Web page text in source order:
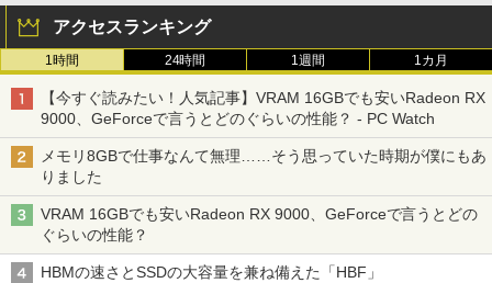
アクセスランキング
1時間 24時間 1週間 1カ月
【今すぐ読みたい！人気記事】VRAM 16GBでも安いRadeon RX
9000、GeForceで言うとどのぐらいの性能？ - PC Watch
メモリ8GBで仕事なんて無理……そう思っていた時期が僕にもあ
りました
VRAM 16GBでも安いRadeon RX 9000、GeForceで言うとどの
ぐらいの性能？
HBMの速さとSSDの大容量を兼ね備えた「HBF」